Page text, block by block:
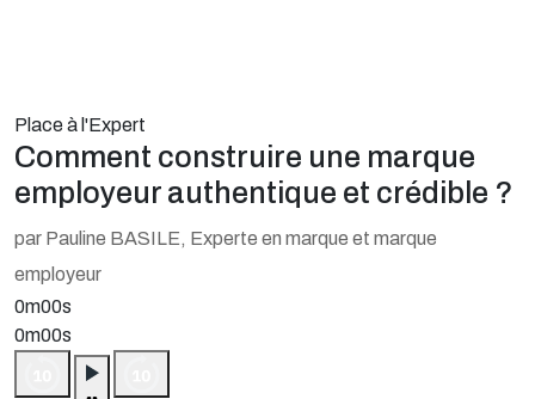
Place à l'Expert
Comment construire une marque
employeur authentique et crédible ?
par Pauline BASILE, Experte en marque et marque
employeur
0m00s
0m00s